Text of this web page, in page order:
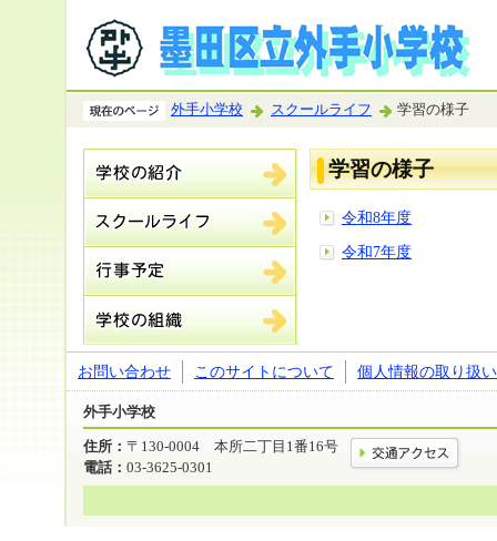
外手小学校 スクールライフ 学習の様子
学習の様子
令和8年度
令和7年度
お問い合わせ このサイトについて 個人情報の取り扱い
外手小学校
住所： 〒130-0004 本所二丁目1番16号
電話： 03-3625-0301